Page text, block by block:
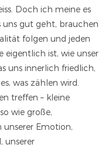
Doch ich meine es
uns gut geht, brauchen
folgen und jeden
eigentlich ist, wie unser
uns innerlich friedlich,
was zählen wird.
treffen – kleine
wie große,
Emotion,
unserer